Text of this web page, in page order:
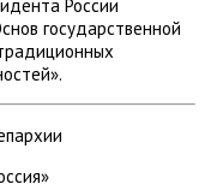
России
государственной